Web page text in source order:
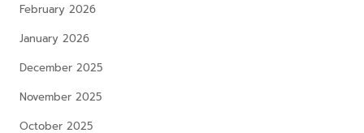
February 2026
January 2026
December 2025
November 2025
October 2025